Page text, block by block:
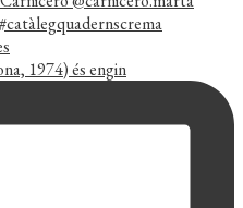
1974) és engin